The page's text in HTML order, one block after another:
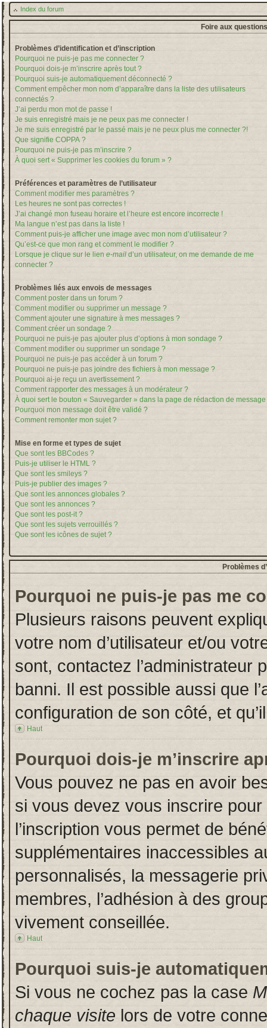
Index du forum
Foire aux
Problèmes d’identification et d’inscription
Pourquoi ne puis-je pas me connecter ?
Pourquoi dois-je m’inscrire après tout ?
Pourquoi suis-je automatiquement déconnecté ?
Comment empêcher mon nom d’apparaître dans la liste des utilisateurs
connectés ?
J’ai perdu mon mot de passe !
Je suis enregistré mais je ne peux pas me connecter !
Je me suis enregistré par le passé mais je ne peux plus me connecter ?!
Que signifie COPPA ?
Pourquoi ne puis-je pas m’inscrire ?
À quoi sert « Supprimer les cookies du forum » ?
Préférences et paramètres de l’utilisateur
Comment modifier mes paramètres ?
Les heures ne sont pas correctes !
J’ai changé mon fuseau horaire et l’heure est encore incorrecte !
Ma langue n’est pas dans la liste !
Comment puis-je afficher une image avec mon nom d’utilisateur ?
Qu’est-ce que mon rang et comment le modifier ?
Lorsque je clique sur le lien e-mail d’un utilisateur, on me demande de me
connecter ?
Problèmes liés aux envois de messages
Comment poster dans un forum ?
Comment modifier ou supprimer un message ?
Comment ajouter une signature à mes messages ?
Comment créer un sondage ?
Pourquoi ne puis-je pas ajouter plus d’options à mon sondage ?
Comment modifier ou supprimer un sondage ?
Pourquoi ne puis-je pas accéder à un forum ?
Pourquoi ne puis-je pas joindre des fichiers à mon message ?
Pourquoi ai-je reçu un avertissement ?
Comment rapporter des messages à un modérateur ?
À quoi sert le bouton « Sauvegarder » dans la page de rédaction de message
Pourquoi mon message doit être validé ?
Comment remonter mon sujet ?
Mise en forme et types de sujet
Que sont les BBCodes ?
Puis-je utiliser le HTML ?
Que sont les smileys ?
Puis-je publier des images ?
Que sont les annonces globales ?
Que sont les annonces ?
Que sont les post-it ?
Que sont les sujets verrouillés ?
Que sont les icônes de sujet ?
Problèmes
Pourquoi ne puis-je pas me
Plusieurs raisons peuvent
votre nom d’utilisateur et/ou
sont, contactez l’administrateur
banni. Il est possible aussi que
configuration de son côté, et
Haut
Pourquoi dois-je m’inscrire
Vous pouvez ne pas en avoir
si vous devez vous inscrire
l’inscription vous permet de
supplémentaires inaccessibles
personnalisés, la messagerie
membres, l’adhésion à des
vivement conseillée.
Haut
Pourquoi suis-je
Si vous ne cochez pas la case
chaque visite lors de votre